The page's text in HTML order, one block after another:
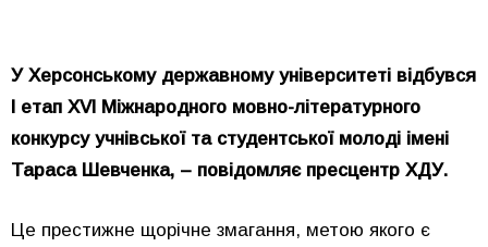
У Херсонському державному університеті відбувся
І етап XVI Міжнародного мовно-літературного
конкурсу учнівської та студентської молоді імені
Тараса Шевченка, – повідомляє пресцентр ХДУ.
Це престижне щорічне змагання, метою якого є